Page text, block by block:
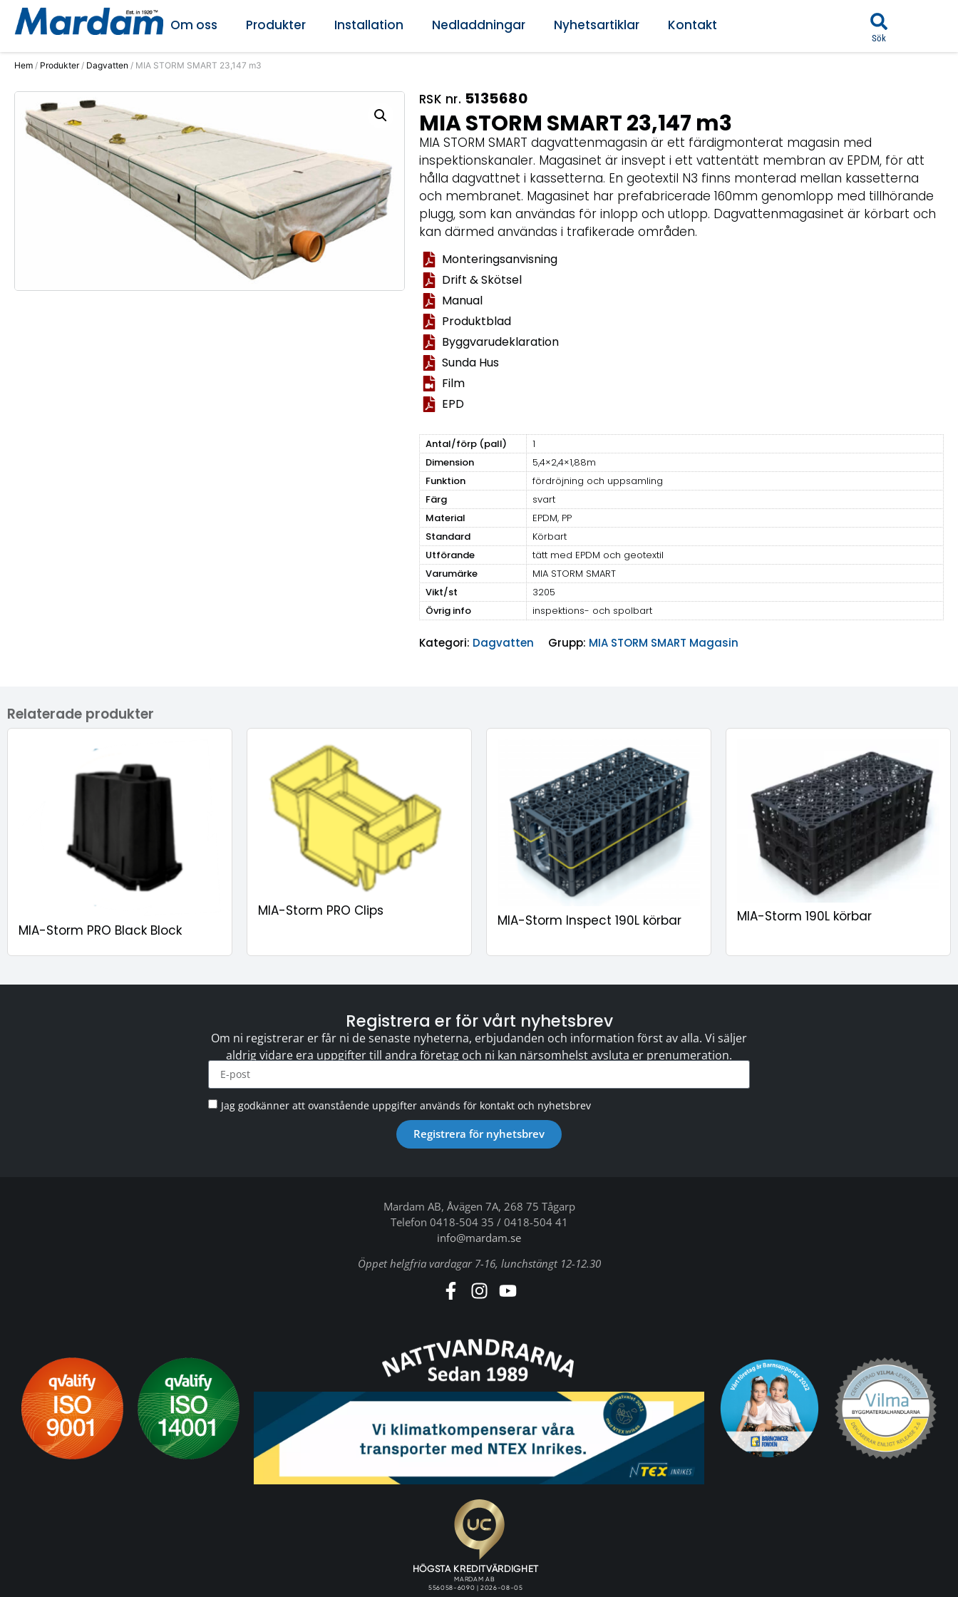
Om oss Produkter Installation Nedladdningar Nyhetsartiklar Kontakt
Sök
Hem / Produkter/ Dagvatten / MIA STORM SMART 23,147 m3
RSK nr. 5135680
MIA STORM SMART 23,147 m3
MIA STORM SMART dagvattenmagasin är ett färdigmonterat magasin med
inspektionskanaler. Magasinet är insvept i ett vattentätt membran av EPDM, för att
hålla dagvattnet i kassetterna. En geotextil N3 finns monterad mellan kassetterna
och membranet. Magasinet har prefabricerade 160mm genomlopp med tillhörande
plugg, som kan användas för inlopp och utlopp. Dagvattenmagasinet är körbart och
kan därmed användas i trafikerade områden.
Monteringsanvisning
Drift & Skötsel
Manual
Produktblad
Byggvarudeklaration
Sunda Hus
Film
EPD
Antal/förp (pall)
1
Dimension
5,4×2,4×1,88m
Funktion
fördröjning och uppsamling
Färg
svart
Material
EPDM, PP
Standard
Körbart
Utförande
tätt med EPDM och geotextil
Varumärke
MIA STORM SMART
Vikt/st
3205
Övrig info
inspektions- och spolbart
Kategori: Dagvatten Grupp: MIA STORM SMART Magasin
Relaterade produkter
MIA-Storm PRO Black Block
MIA-Storm PRO Clips
MIA-Storm Inspect 190L körbar MIA-Storm 190L körbar
Registrera er för vårt nyhetsbrev
Om ni registrerar er får ni de senaste nyheterna, erbjudanden och information först av alla. Vi säljer
aldrig vidare era uppgifter till andra företag och ni kan närsomhelst avsluta er prenumeration.
Jag godkänner att ovanstående uppgifter används för kontakt och nyhetsbrev
Registrera för nyhetsbrev
Mardam AB, Åvägen 7A, 268 75 Tågarp
Telefon 0418-504 35 / 0418-504 41
info@mardam.se
Öppet helgfria vardagar 7-16, lunchstängt 12-12.30